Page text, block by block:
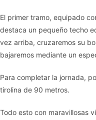
El primer tramo, equipado
destaca un pequeño techo
vez arriba, cruzaremos su
bajaremos mediante un
Para completar la jornada,
tirolina de 90 metros.
Todo esto con maravillosas